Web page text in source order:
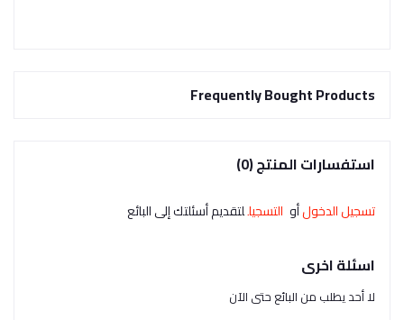
Frequently Bought Products
استفسارات المنتج (0)
تسجيل الدخولأو التسجيللتقديم أسئلتك إلى البائع
اسئلة اخرى
لا أحد يطلب من البائع حتى الآن